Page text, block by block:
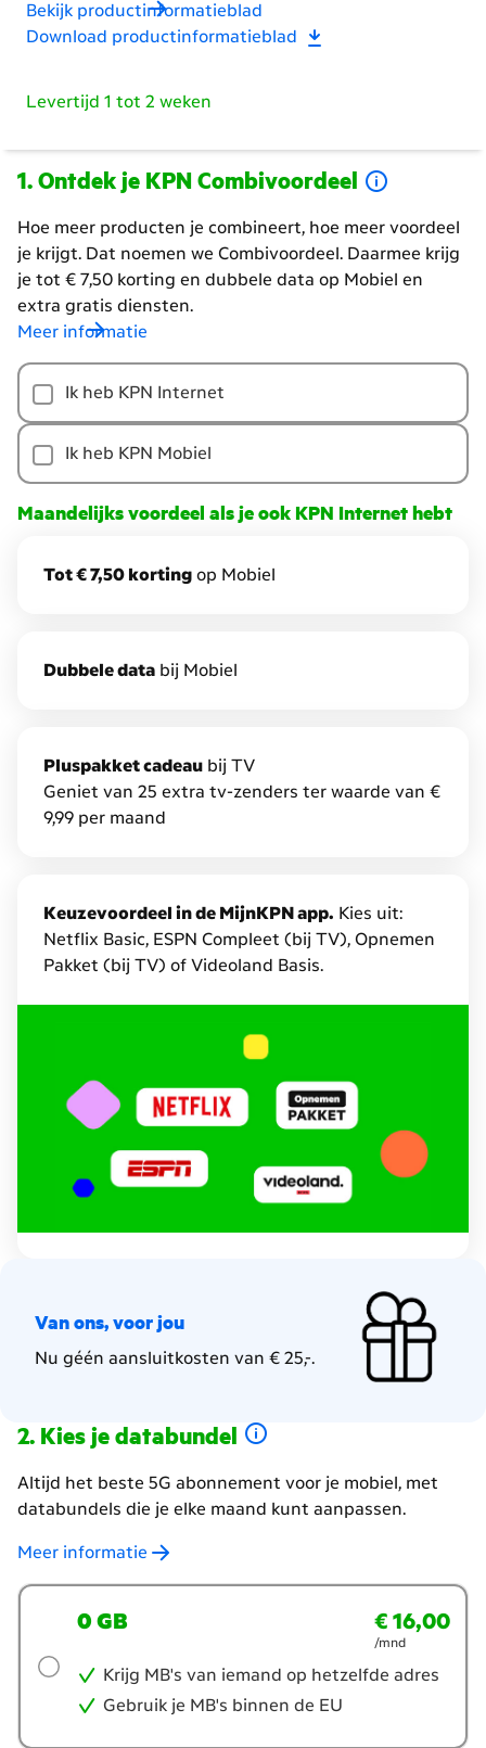
Bekijk productinformatieblad
Download productinformatieblad
Levertijd 1 tot 2 weken
Ontdek je KPN Combivoordeel
Hoe meer producten je combineert, hoe meer voordeel
je krijgt. Dat noemen we Combivoordeel. Daarmee krijg
je tot € 7,50 korting en dubbele data op Mobiel en
extra gratis diensten.
Meer informatie
Hoe
meer
producten
combineert,
hoe
noemen
krijg
dubbele
data
diensten.
Ik heb KPN Internet
Ik heb KPN Mobiel
Maandelijks voordeel als je ook KPN Internet hebt
Tot € 7,50 korting op Mobiel
Dubbele data bij Mobiel
Pluspakket cadeau bij TV
Geniet van 25 extra tv-zenders ter waarde van €
9,99 per maand
Keuzevoordeel in de MijnKPN app. Kies uit:
Netflix Basic, ESPN Compleet (bij TV), Opnemen
Pakket (bij TV) of Videoland Basis.
Van ons, voor jou
Nu géén aansluitkosten van € 25,-.
Kies je databundel
Altijd het beste 5G abonnement voor je mobiel, met
databundels die je elke maand kunt aanpassen.
Meer informatie
Welke
databundel
0 GB € 16,00
€ 16,00
per maand
/mnd
Krijg MB's van iemand op hetzelfde adres
Gebruik je MB's binnen de EU